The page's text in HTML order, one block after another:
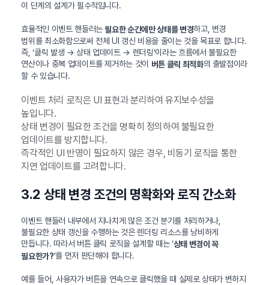
이 단계의 설계가 필수적입니다.
효율적인 이벤트 핸들러는필요한 순간에만 상태를 변경하고, 변경
범위를 최소화함으로써 전체 UI 갱신 비용을 줄이는 것을 목표로 합니다.
즉, ‘클릭 발생 → 상태 업데이트 → 렌더링’이라는 흐름에서 불필요한
연산이나 중복 업데이트를 제거하는 것이 버튼 클릭 최적화의 출발점이라
할 수 있습니다.
이벤트 처리 로직은 UI 표현과 분리하여 유지보수성을
높입니다.
상태 변경이 필요한 조건을 명확히 정의하여 불필요한
업데이트를 방지합니다.
즉각적인 UI 반영이 필요하지 않은 경우, 비동기 로직을 통한
지연 업데이트를 고려합니다.
3.2 상태 변경 조건의 명확화와 로직 간소화
이벤트 핸들러 내부에서 지나치게 많은 조건 분기를 처리하거나,
불필요한 상태 갱신을 수행하는 것은 렌더링 리소스를 낭비하게
만듭니다. 따라서 버튼 클릭 로직을 설계할 때는 ‘상태 변경이 꼭
필요한가?’를 먼저 판단해야 합니다.
예를 들어, 사용자가 버튼을 연속으로 클릭했을 때 실제로 상태가 변하지